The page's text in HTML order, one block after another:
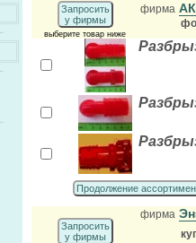
Запросить
у фирмы
выберите товар ниже
фирма
Продолжение
Запросить
у фирмы
фирма